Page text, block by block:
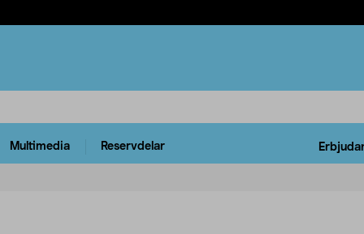
Multimedia Reservdelar